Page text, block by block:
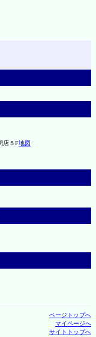
店５F地図
ページトップへ
マイページへ
サイトトップへ